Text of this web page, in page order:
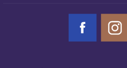
Facebook Instagram